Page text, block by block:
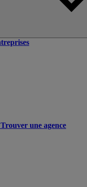
Trouver une agence